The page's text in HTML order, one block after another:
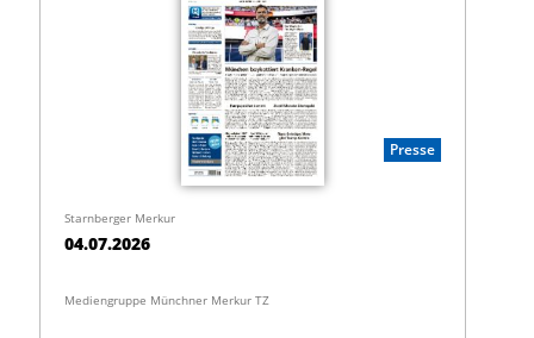
Presse
Starnberger Merkur
04.07.2026
Mediengruppe Münchner Merkur TZ